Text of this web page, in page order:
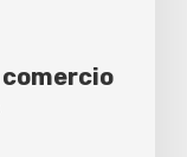
comercio